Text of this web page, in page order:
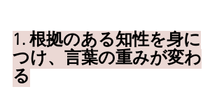
1. 根拠のある知性を身に
つけ、言葉の重みが変わ
る